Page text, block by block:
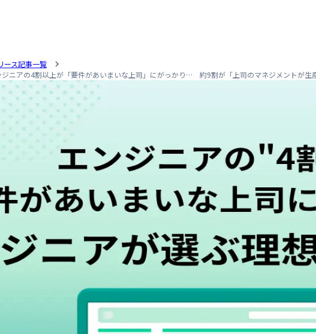
ース記事一覧
ジニアの4割以上が「要件があいまいな上司」にがっかり… 約9割が「上司のマネジメントが